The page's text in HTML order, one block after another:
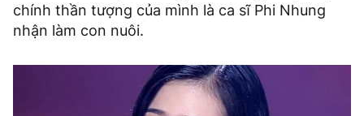
chính thần tượng của mình là ca sĩ Phi Nhung
nhận làm con nuôi.